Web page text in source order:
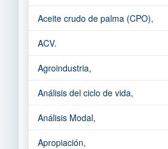
Aceite crudo de palma (CPO),
ACV.
Agroindustria,
Análisis del ciclo de vida,
Análisis Modal,
Apropiación,